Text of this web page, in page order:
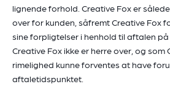
lignende forhold. Creative Fox er
over for kunden, såfremt Creative Fox
sine forpligtelser i henhold til aftalen
Creative Fox ikke er herre over, og som
rimelighed kunne forventes at have
aftaletidspunktet.